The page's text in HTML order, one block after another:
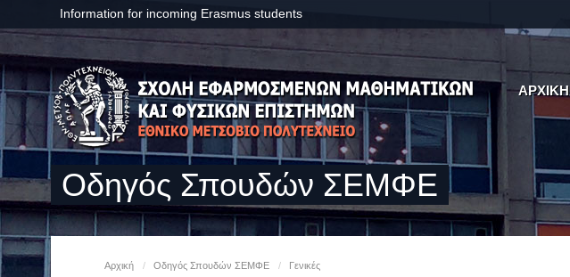
Information for incoming Erasmus students
ΑΡΧΙΚΗ
Οδηγός Σπουδών ΣΕΜΦΕ
Αρχική / Οδηγός Σπουδών ΣΕΜΦΕ / Γενικές